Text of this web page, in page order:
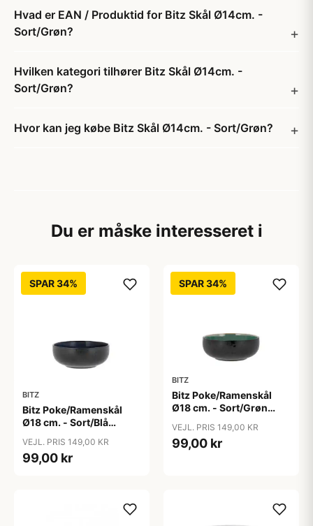
Hvad er EAN / Produktid for Bitz Skål Ø14cm. -
Sort/Grøn?
Hvilken kategori tilhører Bitz Skål Ø14cm. -
Sort/Grøn?
Hvor kan jeg købe Bitz Skål Ø14cm. - Sort/Grøn?
Du er måske interesseret i
SPAR 34%
BITZ
Bitz Poke/Ramenskål
Ø18 cm. - Sort/Blå
VEJL. PRIS 149,00 KR
99,00 kr
SPAR 34%
BITZ
Bitz Poke/Ramenskål
Ø18 cm. - Sort/Grøn
VEJL. PRIS 149,00 KR
99,00 kr